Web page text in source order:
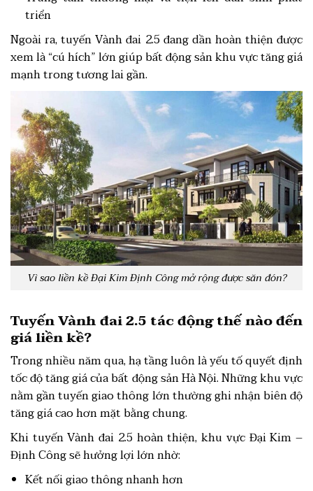
triển
Ngoài ra, tuyến Vành đai 2.5 đang dần hoàn thiện được
xem là “cú hích” lớn giúp bất động sản khu vực tăng giá
mạnh trong tương lai gần.
Vì sao liền kề Đại Kim Định Công mở rộng được săn đón?
Tuyến Vành đai 2.5 tác động thế nào đến
giá liền kề?
Trong nhiều năm qua, hạ tầng luôn là yếu tố quyết định
tốc độ tăng giá của bất động sản Hà Nội. Những khu vực
nằm gần tuyến giao thông lớn thường ghi nhận biên độ
tăng giá cao hơn mặt bằng chung.
Khi tuyến Vành đai 2.5 hoàn thiện, khu vực Đại Kim –
Định Công sẽ hưởng lợi lớn nhờ:
Kết nối giao thông nhanh hơn